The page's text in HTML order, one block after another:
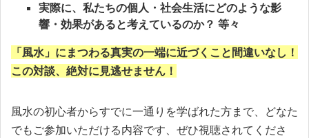
実際に、私たちの個人・社会生活にどのような影
響・効果があると考えているのか？ 等々
「風水」にまつわる真実の一端に近づくこと間違いなし！
この対談、絶対に見逃せません！
風水の初心者からすでに一通りを学ばれた方まで、どなた
でもご参加いただける内容です、ぜひ視聴されてくださ